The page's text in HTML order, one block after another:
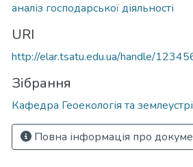
аналіз господарської діяльності
URI
http://elar.tsatu.edu.ua/handle/
Зібрання
Кафедра Геоекологія та
Повна інформація про